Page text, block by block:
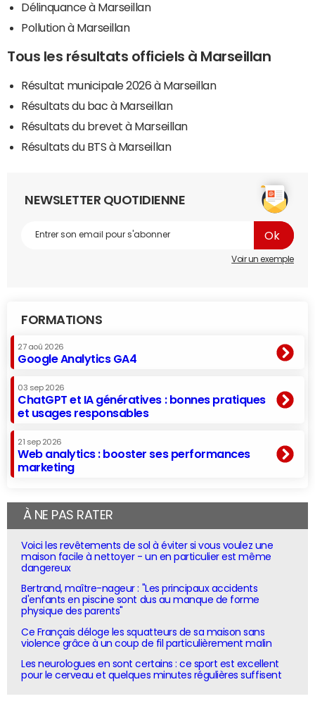
Délinquance à Marseillan
Pollution à Marseillan
Tous les résultats officiels à Marseillan
Résultat municipale 2026 à Marseillan
Résultats du bac à Marseillan
Résultats du brevet à Marseillan
Résultats du BTS à Marseillan
NEWSLETTER QUOTIDIENNE
Voir un exemple
FORMATIONS
27 aoû 2026
Google Analytics GA4
03 sep 2026
ChatGPT et IA génératives : bonnes pratiques
et usages responsables
21 sep 2026
Web analytics : booster ses performances
marketing
À NE PAS RATER
Voici les revêtements de sol à éviter si vous voulez une
maison facile à nettoyer - un en particulier est même
dangereux
Bertrand, maître-nageur : "Les principaux accidents
d'enfants en piscine sont dus au manque de forme
physique des parents"
Ce Français déloge les squatteurs de sa maison sans
violence grâce à un coup de fil particulièrement malin
Les neurologues en sont certains : ce sport est excellent
pour le cerveau et quelques minutes régulières suffisent